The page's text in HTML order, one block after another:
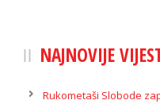
NAJNOVIJE
Rukometaši Slobode